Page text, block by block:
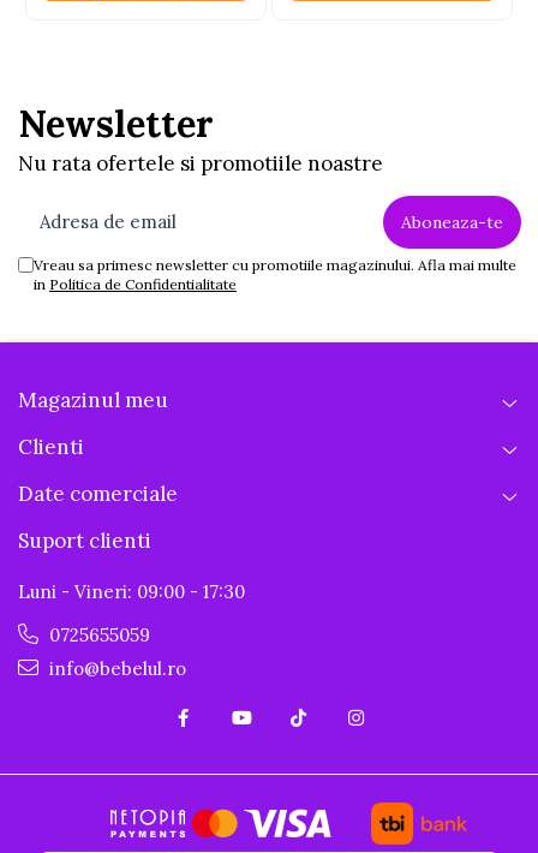
Newsletter
Nu rata ofertele si promotiile noastre
Vreau sa primesc newsletter cu promotiile magazinului. Afla mai multe
in Politica de Confidentialitate
Magazinul meu
Clienti
Date comerciale
Suport clienti
Luni - Vineri: 09:00 - 17:30
0725655059
info@bebelul.ro